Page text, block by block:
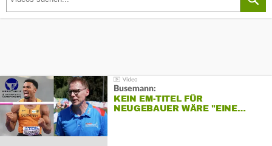
Busemann:
KEIN EM-TITEL FÜR
NEUGEBAUER WÄRE "EINE…